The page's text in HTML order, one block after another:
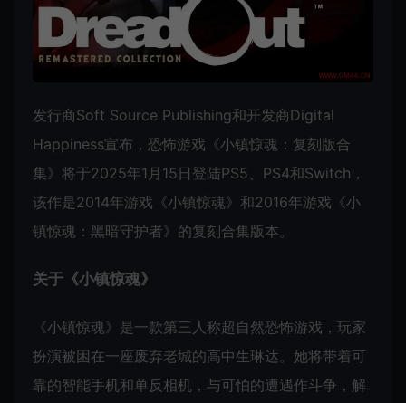
发行商Soft Source Publishing和开发商Digital
Happiness宣布，恐怖游戏《小镇惊魂：复刻版合
集》将于2025年1月15日登陆PS5、PS4和Switch，
该作是2014年游戏《小镇惊魂》和2016年游戏《小
镇惊魂：黑暗守护者》的复刻合集版本。
关于《小镇惊魂》
《小镇惊魂》是一款第三人称超自然恐怖游戏，玩家
扮演被困在一座废弃老城的高中生琳达。她将带着可
靠的智能手机和单反相机，与可怕的遭遇作斗争，解